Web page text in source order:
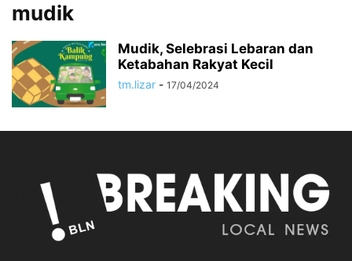
mudik
Mudik, Selebrasi Lebaran dan
Ketabahan Rakyat Kecil
tm.lizar - 17/04/2024